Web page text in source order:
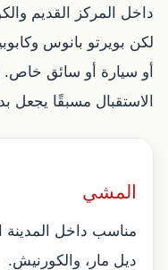
داخل المركز القديم
لكن بويرتو بانوس
أو سيارة أو سائق
الاستقبال مسبقًا يجعل
المشي
مناسب داخل المدينة
ديل مار، والكورنيش.